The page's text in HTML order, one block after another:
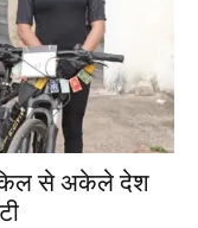
से अकेले देश